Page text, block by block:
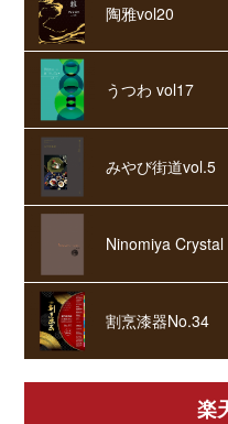
陶雅vol20
うつわ vol17
みやび街道vol.5
Ninomiya Crystal
割烹漆器No.34
楽